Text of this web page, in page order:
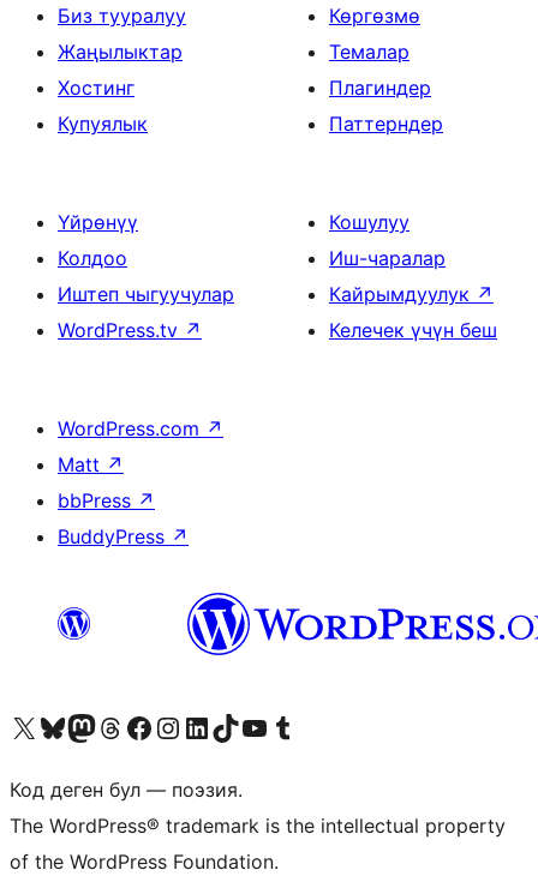
Биз тууралуу
Жаңылыктар
Хостинг
Купуялык
Көргөзмө
Темалар
Плагиндер
Паттерндер
Үйрөнүү
Колдоо
Иштеп чыгуучулар
WordPress.tv ↗
Кошулуу
Иш-чаралар
Кайрымдуулук ↗
Келечек үчүн беш
WordPress.com ↗
Matt ↗
bbPress ↗
BuddyPress ↗
Visit our X (formerly Twitter) account
Visit our Bluesky account
Биздин Mastodon түрмөгүбүзгө баш багыңыз
Visit our Threads account
Биздин Facebook баракчабызга кириңиз
Биздин Instagram баракчабызга баш багыңыз
Биздин LinkedIn баракчабызга баш багыңыз
Visit our TikTok account
Visit our YouTube channel
Visit our Tumblr account
Код деген бул — поэзия.
The WordPress® trademark is the intellectual property
of the WordPress Foundation.